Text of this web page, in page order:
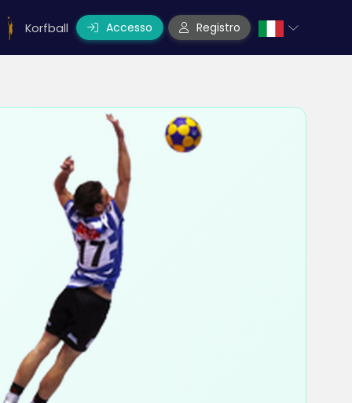
Korfball Accesso Registro